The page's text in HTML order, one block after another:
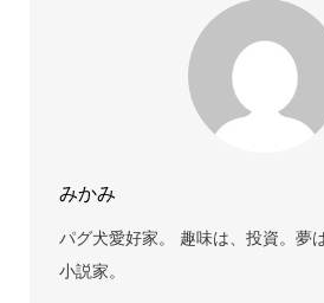
みかみ
パグ犬愛好家。 趣味は、投資。夢
小説家。